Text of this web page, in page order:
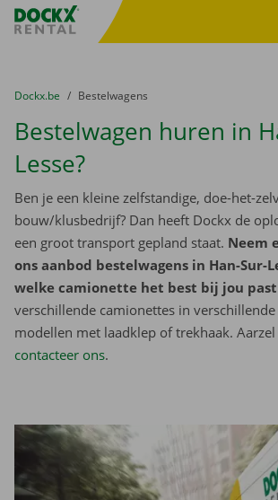
Fratello DEMO
U bevindt zich hier:
van
Dockx.be naar
Bestelwagens
Bestelwagen huren in
Lesse?
Ben je een kleine zelfstandige, doe-het-
bouw/klusbedrijf? Dan heeft Dockx de
een groot transport gepland staat. Neem
ons aanbod bestelwagens in Han-Sur-
welke camionette het best bij jou past
verschillende camionettes in
modellen met laadklep of trekhaak.
contacteer ons.